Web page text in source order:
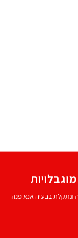
ונתקלת בבעיה אנא פנה